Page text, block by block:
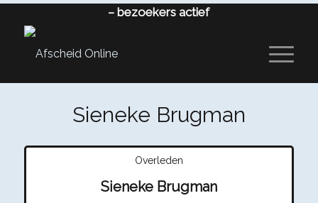
– bezoekers actief
Sieneke Brugman
Overleden
Sieneke Brugman